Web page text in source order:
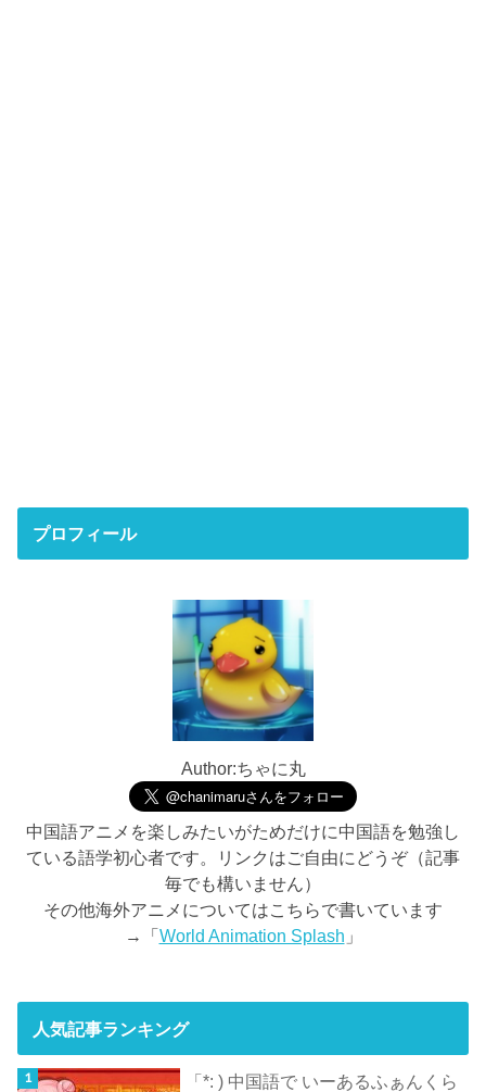
プロフィール
Author:ちゃに丸
中国語アニメを楽しみたいがためだけに中国語を勉強し
ている語学初心者です。リンクはご自由にどうぞ（記事
毎でも構いません）
その他海外アニメについてはこちらで書いています
→「World Animation Splash 」
人気記事ランキング
「*: ) 中国語で いーあるふぁんくら